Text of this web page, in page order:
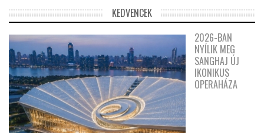
KEDVENCEK
2026-BAN
NYÍLIK MEG
SANGHAJ ÚJ
IKONIKUS
OPERAHÁZA